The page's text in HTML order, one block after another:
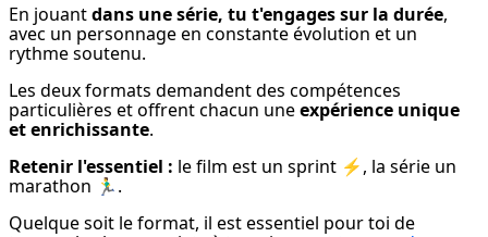
En jouant dans une série, tu t'engages sur la durée,
avec un personnage en constante évolution et un
rythme soutenu.
Les deux formats demandent des compétences
particulières et offrent chacun une expérience unique
et enrichissante.
Retenir l'essentiel : le film est un sprint ⚡️, la série un
marathon 🏃‍♂️.
Quelque soit le format, il est essentiel pour toi de